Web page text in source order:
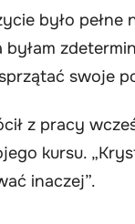
było
swoje
z pracy
kursu.
inaczej”.